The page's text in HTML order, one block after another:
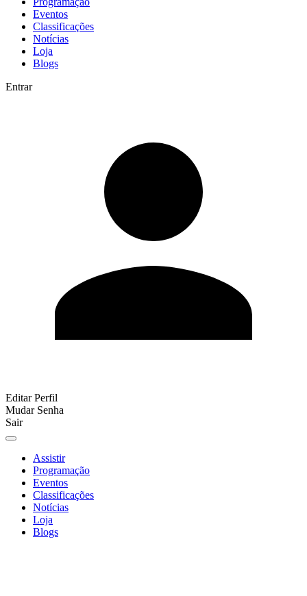
Eventos
Classificações
Notícias
Loja
Blogs
Entrar
Editar Perfil
Mudar Senha
Sair
Assistir
Programação
Eventos
Classificações
Notícias
Loja
Blogs